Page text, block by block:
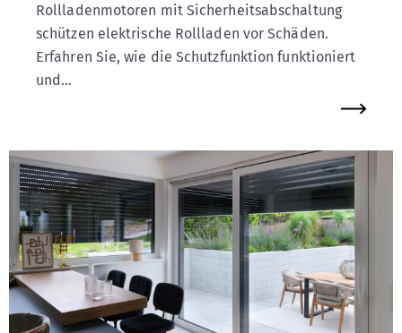
Rollladenmotoren mit Sicherheitsabschaltung
schützen elektrische Rollladen vor Schäden.
Erfahren Sie, wie die Schutzfunktion funktioniert
und...